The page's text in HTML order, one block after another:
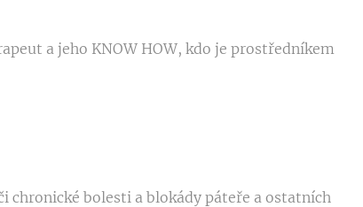
a jeho KNOW HOW, kdo je prostředníkem
bolesti a blokády páteře a ostatních